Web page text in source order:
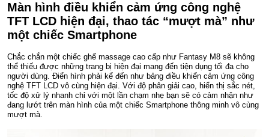
Màn hình điều khiển cảm ứng công nghệ
TFT LCD hiện đại, thao tác “mượt mà” như
một chiếc Smartphone
Chắc chắn một chiếc ghế massage cao cấp như Fantasy M8 sẽ không
thể thiếu được những trang bị hiện đại mang đến tiện dụng tối đa cho
người dùng. Điển hình phải kể đến như bảng điều khiển cảm ứng công
nghệ TFT LCD vô cùng hiện đại. Với độ phân giải cao, hiển thị sắc nét,
tốc độ xử lý nhanh chỉ với một lần chạm nhẹ bạn sẽ có cảm nhận như
đang lướt trên màn hình của một chiếc Smartphone thông minh vô cùng
mượt mà.